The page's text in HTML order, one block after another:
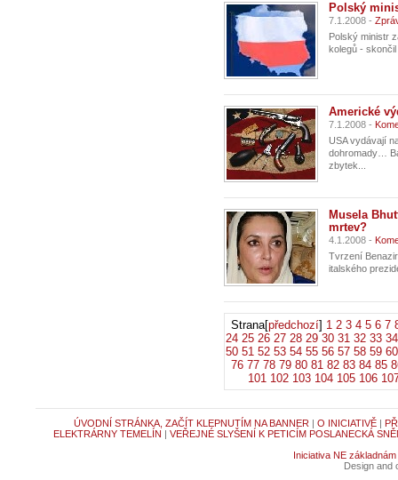
Polský
7.1.2008 -
Polský ministr
kolegů -
Americké
7.1.2008 -
USA vydávají
dohromady…
zbytek...
Musela
mrtev?
4.1.2008 -
Tvrzení
italského
Strana[předchozí] 1 2 3 4 5 6 7
24 25 26 27 28 29 30 31 32 33 34
50 51 52 53 54 55 56 57 58 59 60
76 77 78 79 80 81 82 83 84 85
101 102 103 104 105 106
ÚVODNÍ STRÁNKA, ZAČÍT KLEPNUTÍM NA BANNER | O INICIATIVĚ|
ELEKTRÁRNY TEMELÍN | VEŘEJNÉ SLYŠENÍ K PETICÍM POSLANECKÁ
Iniciativa NE základnám
Design and